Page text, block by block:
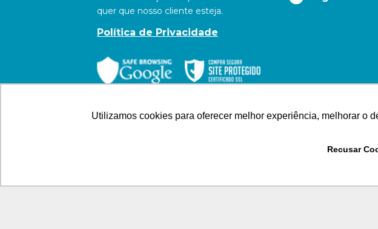
Utilizamos cookies para oferecer melhor experiência, melhorar o
Recusar
quer que nosso cliente esteja.
Política de Privacidade